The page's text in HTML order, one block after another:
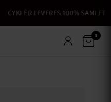
CYKLER LEVERES 100% SAMLET
0